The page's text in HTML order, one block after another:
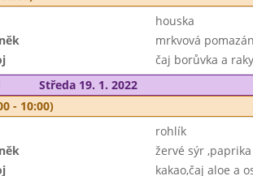
houska
mrkvová
čaj borůvka a
Středa 19. 1. 2022
- 10:00)
rohlík
žervé sýr ,paprika
kakao,čaj aloe a